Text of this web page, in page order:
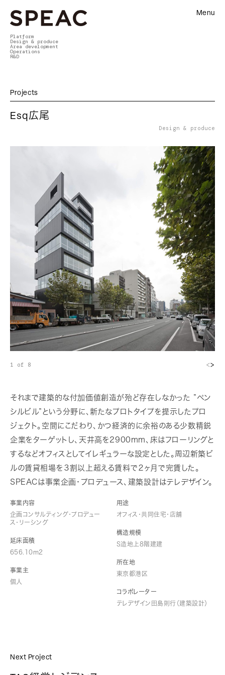
Platform
Design & produce
Area development
Operations
R&D
Menu
Projects
事業内容
企画コンサルティング・プロデュー
ス・リーシング
用途
オフィス・共同住宅・店舗
構造規模
S造地上8階建建
延床面積
656.10m2
所在地
東京都港区
事業主
個人
コラボレーター
テレデザイン田島則行（建築設計）
Esq広尾
Design & produce
1 of 8 <>
それまで建築的な付加価値創造が殆ど存在しなかった ”ペン
シルビル”という分野に、新たなプロトタイプを提示したプロ
ジェクト。空間にこだわり、かつ経済的に余裕のある少数精鋭
企業をターゲットし、天井高を2900mm、床はフローリングと
するなどオフィスとしてイレギュラーな設定とした。周辺新築ビ
ルの賃貸相場を３割以上超える賃料で２ヶ月で完賃した。
SPEACは事業企画・プロデュース、建築設計はテレデザイン。
Next Project